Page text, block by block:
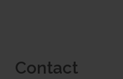
Contact